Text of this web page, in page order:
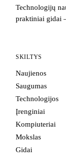
Technologijų
praktiniai gidai
SKILTYS
Naujienos
Saugumas
Technologijos
Įrenginiai
Kompiuteriai
Mokslas
Gidai